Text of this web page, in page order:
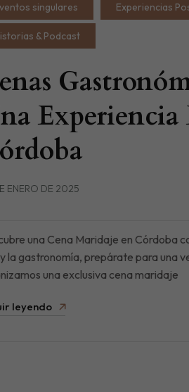
singulares Experiencias
& Podcast
Experiencia
ENERO DE 2025
una Cena Maridaje en Córdoba
la gastronomía, prepárate para una
una exclusiva cena maridaje
leyendo